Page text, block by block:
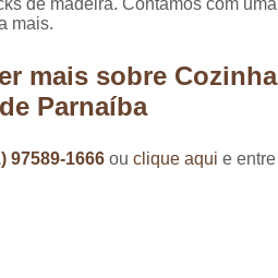
mais.
mais sobre
Parnaíba
97589-1666 ou clique aqui e